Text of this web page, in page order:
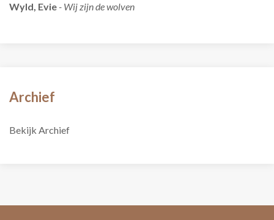
Wyld, Evie - Wij zijn de wolven
Archief
Bekijk Archief